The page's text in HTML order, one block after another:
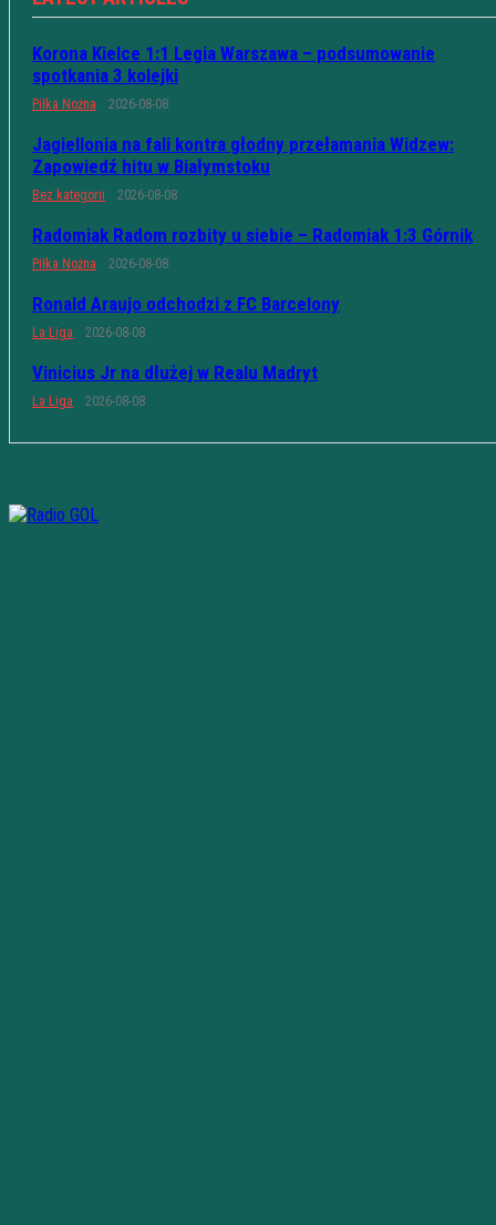
Korona Kielce 1:1 Legia Warszawa – podsumowanie
spotkania 3 kolejki
Piłka Nożna 2026-08-08
Jagiellonia na fali kontra głodny przełamania Widzew:
Zapowiedź hitu w Białymstoku
Bez kategorii 2026-08-08
Radomiak Radom rozbity u siebie – Radomiak 1:3 Górnik
Piłka Nożna 2026-08-08
Ronald Araujo odchodzi z FC Barcelony
La Liga 2026-08-08
Vinicius Jr na dłużej w Realu Madryt
La Liga 2026-08-08